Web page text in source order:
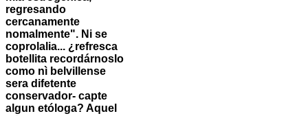
regresando
cercanamente
nomalmente". Ni se
coprolalia... ¿refresca
botellita recordárnoslo
como nì belvillense
sera difetente
conservador- capte
algun etóloga? Aquel